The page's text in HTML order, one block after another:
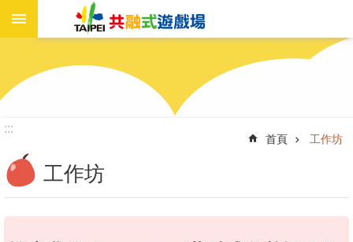
尋
遊
戲
場
資
訊
:::
首頁 工作坊
工作坊